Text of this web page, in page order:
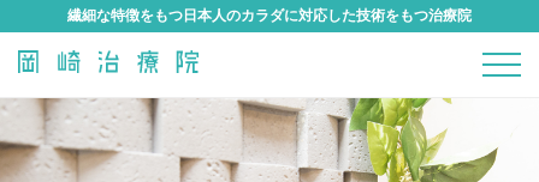
繊細な特徴をもつ日本人のカラダに対応した技術をもつ治療院